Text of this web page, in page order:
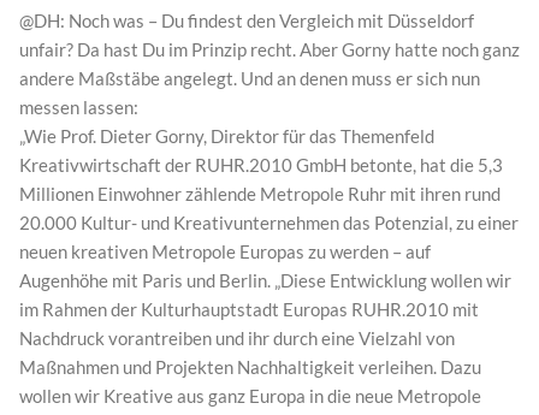
@DH: Noch was – Du findest den Vergleich mit Düsseldorf
unfair? Da hast Du im Prinzip recht. Aber Gorny hatte noch ganz
andere Maßstäbe angelegt. Und an denen muss er sich nun
messen lassen:
„Wie Prof. Dieter Gorny, Direktor für das Themenfeld
Kreativwirtschaft der RUHR.2010 GmbH betonte, hat die 5,3
Millionen Einwohner zählende Metropole Ruhr mit ihren rund
20.000 Kultur- und Kreativunternehmen das Potenzial, zu einer
neuen kreativen Metropole Europas zu werden – auf
Augenhöhe mit Paris und Berlin. „Diese Entwicklung wollen wir
im Rahmen der Kulturhauptstadt Europas RUHR.2010 mit
Nachdruck vorantreiben und ihr durch eine Vielzahl von
Maßnahmen und Projekten Nachhaltigkeit verleihen. Dazu
wollen wir Kreative aus ganz Europa in die neue Metropole